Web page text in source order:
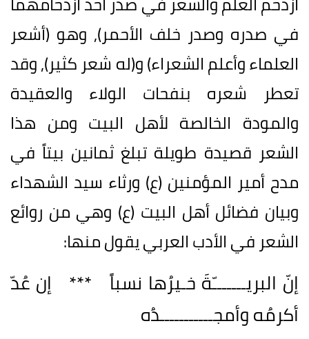
في صدره وصدر خلف الأحمر), وهو (أشعر
العلماء وأعلم الشعراء) و(له شعر كثير), وقد
تعطر شعره بنفحات الولاء والعقيدة
والمودة الخالصة لأهل البيت ومن هذا
الشعر قصيدة طويلة تبلغ ثمانين بيتاً في
مدح أمير المؤمنين (ع) ورثاء سيد الشهداء
وبيان فضائل أهل البيت (ع) وهي من روائع
الشعر في الأدب العربي يقول منها:
إنّ البريـــــــّةَ خـيرُها نسباً *** إن عُدّ
أكرمُه وأمجـــــــــــدُه